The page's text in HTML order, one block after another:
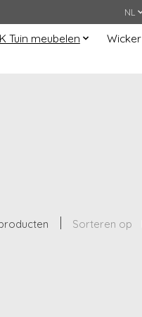
NL
Tuin meubelen
Wicker
Sorteren op